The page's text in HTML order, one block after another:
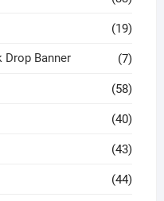
(19)
Drop Banner (7)
(58)
(40)
(43)
(44)